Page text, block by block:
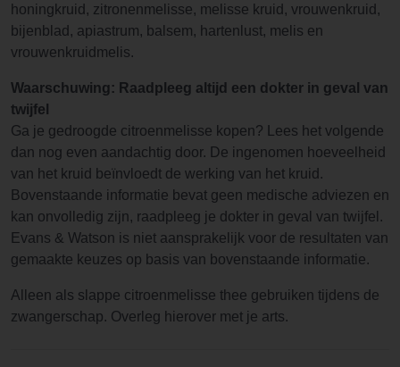
honingkruid, zitronenmelisse, melisse kruid, vrouwenkruid,
bijenblad, apiastrum, balsem, hartenlust, melis en
vrouwenkruidmelis.
Waarschuwing: Raadpleeg altijd een dokter in geval van
twijfel
Ga je gedroogde citroenmelisse kopen? Lees het volgende
dan nog even aandachtig door. De ingenomen hoeveelheid
van het kruid beïnvloedt de werking van het kruid.
Bovenstaande informatie bevat geen medische adviezen en
kan onvolledig zijn, raadpleeg je dokter in geval van twijfel.
Evans & Watson is niet aansprakelijk voor de resultaten van
gemaakte keuzes op basis van bovenstaande informatie.
Alleen als slappe citroenmelisse thee gebruiken tijdens de
zwangerschap. Overleg hierover met je arts.